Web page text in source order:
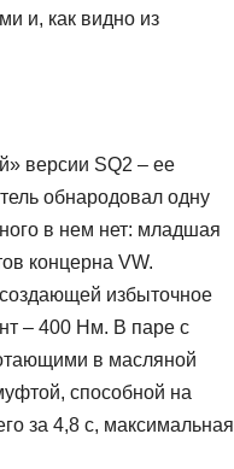
и, как видно из
версии SQ2 – ее
обнародовал одну
в нем нет: младшая
концерна VW.
избыточное
– 400 Нм. В паре с
в масляной
способной на
за 4,8 с, максимальная